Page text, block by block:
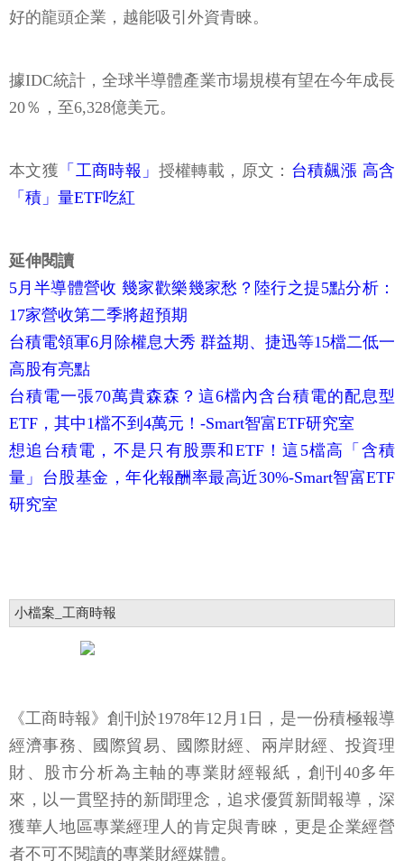
好的龍頭企業，越能吸引外資青睞。
據IDC統計，全球半導體產業市場規模有望在今年成長
20％，至6,328億美元。
本文獲 「工商時報」 授權轉載，原文： 台積飆漲 高含
「積」量ETF吃紅
延伸閱讀
5月半導體營收 幾家歡樂幾家愁？陸行之提5點分析：
17家營收第二季將超預期
台積電領軍6月除權息大秀 群益期、捷迅等15檔二低一
高股有亮點
台積電一張70萬貴森森？這6檔內含台積電的配息型
ETF，其中1檔不到4萬元！-Smart智富ETF研究室
想追台積電，不是只有股票和ETF！這5檔高「含積
量」台股基金，年化報酬率最高近30%-Smart智富ETF
研究室
小檔案_工商時報
《工商時報》創刊於1978年12月1日，是一份積極報導
經濟事務、國際貿易、國際財經、兩岸財經、投資理
財、股市分析為主軸的專業財經報紙，創刊40多年
來，以一貫堅持的新聞理念，追求優質新聞報導，深
獲華人地區專業經理人的肯定與青睞，更是企業經營
者不可不閱讀的專業財經媒體。